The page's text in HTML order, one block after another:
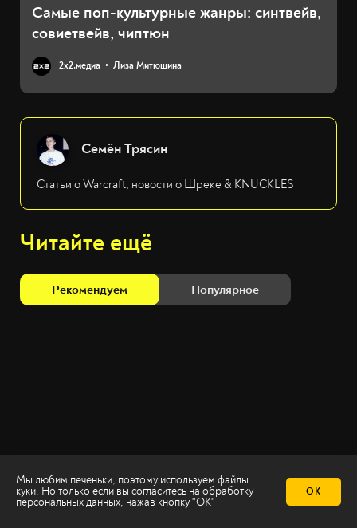
Самые поп-культурные жанры: синтвейв,
совиетвейв, чиптюн
2х2.медиа Лиза Митюшина
Семён Трясин
Статьи о Warcraft, новости о Шреке & KNUCKLES
Читайте ещё
Рекомендуем Популярное
Мы любим печеньки, поэтому используем файлы
куки. Но только если вы согласитесь на обработку
персональных данных, нажав кнопку "ОК"
ОК